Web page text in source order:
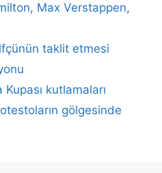
, Max Verstappen,
taklit etmesi
kutlamaları
gölgesinde